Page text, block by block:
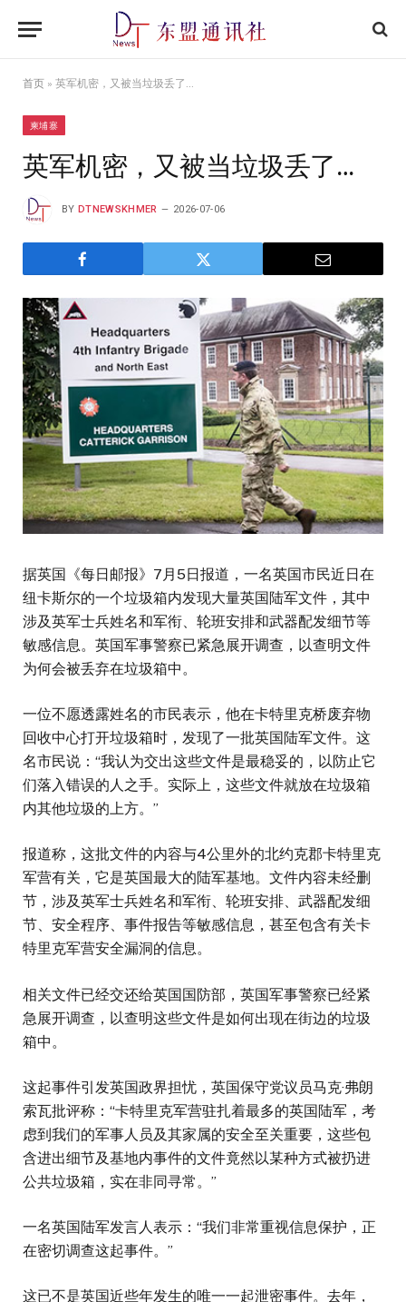
首页 » 英军机密，又被当垃圾丢了…
柬埔寨
英军机密，又被当垃圾丢了…
BY DTNEWSKHMER 2026-07-06
据英国《每日邮报》7月5日报道，一名英国市民近日在
纽卡斯尔的一个垃圾箱内发现大量英国陆军文件，其中
涉及英军士兵姓名和军衔、轮班安排和武器配发细节等
敏感信息。英国军事警察已紧急展开调查，以查明文件
为何会被丢弃在垃圾箱中。
一位不愿透露姓名的市民表示，他在卡特里克桥废弃物
回收中心打开垃圾箱时，发现了一批英国陆军文件。这
名市民说：“我认为交出这些文件是最稳妥的，以防止它
们落入错误的人之手。实际上，这些文件就放在垃圾箱
内其他垃圾的上方。”
报道称，这批文件的内容与4公里外的北约克郡卡特里克
军营有关，它是英国最大的陆军基地。文件内容未经删
节，涉及英军士兵姓名和军衔、轮班安排、武器配发细
节、安全程序、事件报告等敏感信息，甚至包含有关卡
特里克军营安全漏洞的信息。
相关文件已经交还给英国国防部，英国军事警察已经紧
急展开调查，以查明这些文件是如何出现在街边的垃圾
箱中。
这起事件引发英国政界担忧，英国保守党议员马克·弗朗
索瓦批评称：“卡特里克军营驻扎着最多的英国陆军，考
虑到我们的军事人员及其家属的安全至关重要，这些包
含进出细节及基地内事件的文件竟然以某种方式被扔进
公共垃圾箱，实在非同寻常。”
一名英国陆军发言人表示：“我们非常重视信息保护，正
在密切调查这起事件。”
这已不是英国近些年发生的唯一一起泄密事件。去年，